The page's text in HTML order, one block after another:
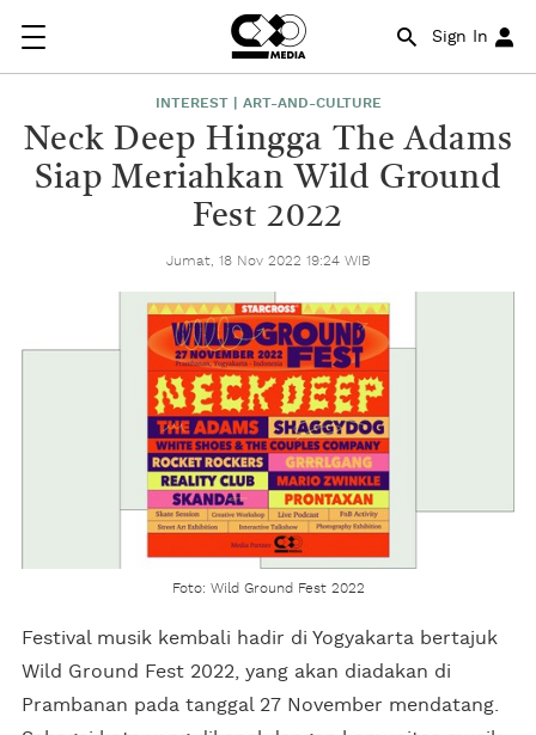
Sign In
INTEREST | ART-AND-CULTURE
Neck Deep Hingga The Adams
Siap Meriahkan Wild Ground
Fest 2022
Jumat, 18 Nov 2022 19:24 WIB
Foto: Wild Ground Fest 2022
Festival musik kembali hadir di Yogyakarta bertajuk
Wild Ground Fest 2022, yang akan diadakan di
Prambanan pada tanggal 27 November mendatang.